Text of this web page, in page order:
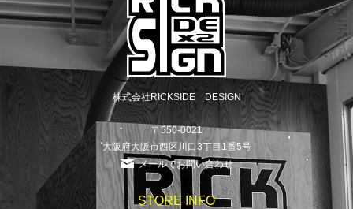
株式会社RICKSIDE DESIGN
〒550-0021
大阪府大阪市西区川口3丁目1番5号
メールでお問い合わせ
STORE INFO